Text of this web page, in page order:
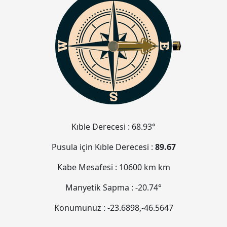
Kıble Derecesi : 68.93°
Pusula için Kıble Derecesi : 89.67
Kabe Mesafesi : 10600 km km
Manyetik Sapma : -20.74°
Konumunuz : -23.6898,-46.5648